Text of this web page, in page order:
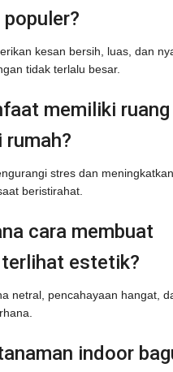
kesan bersih, luas, dan
tidak terlalu besar.
memiliki ruang
stres dan meningkatkan
beristirahat.
cara membuat
terlihat estetik?
netral, pencahayaan hangat,
indoor